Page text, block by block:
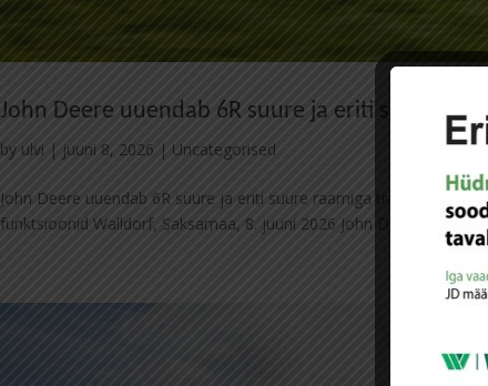
John Deere uuendab 6R suure ja eriti suure
by ulvi | juuni 8, 2026 | Uncategorised
John Deere uuendab 6R suure ja eriti suure raamiga traktoreid
funktsioonid Walldorf, Saksamaa, 8. juuni 2026 John Deere